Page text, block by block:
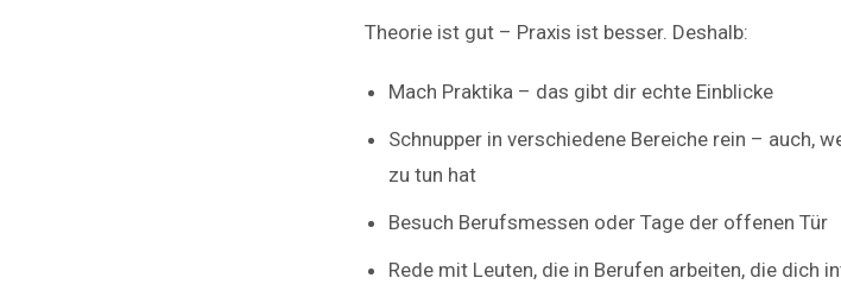
Theorie ist gut – Praxis ist besser. Deshalb:
Mach Praktika – das gibt dir echte Einblicke
Schnupper in verschiedene Bereiche rein – auch,
zu tun hat
Besuch Berufsmessen oder Tage der offenen Tür
Rede mit Leuten, die in Berufen arbeiten, die dich